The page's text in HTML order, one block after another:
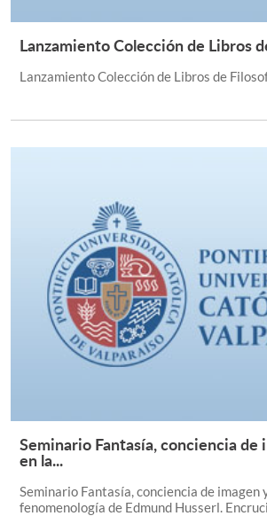
Lanzamiento Colección de Libros
Lanzamiento Colección de Libros de
Seminario Fantasía, conciencia de
en la...
Seminario Fantasía, conciencia de imagen
fenomenología de Edmund Husserl.